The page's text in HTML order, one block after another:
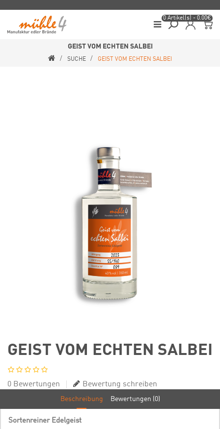
0 Artikel(s) - 0.00€
GEIST VOM ECHTEN SALBEI
SUCHE GEIST VOM ECHTEN SALBEI
GEIST VOM ECHTEN SALBEI
0 Bewertungen Bewertung schreiben
Beschreibung Bewertungen (0)
Sortenreiner Edelgeist